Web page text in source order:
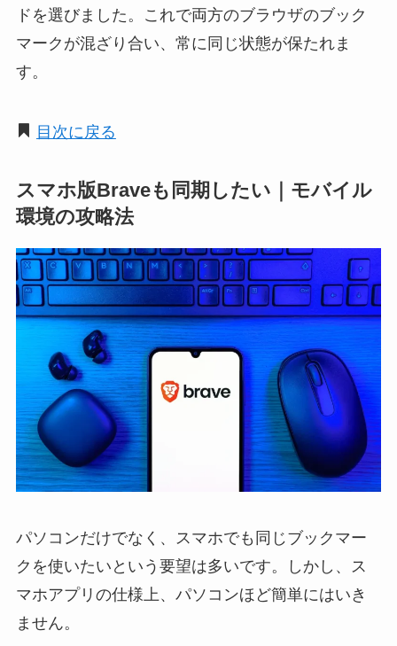
ドを選びました。これで両方のブラウザのブック
マークが混ざり合い、常に同じ状態が保たれま
す。
目次に戻る
スマホ版Braveも同期したい｜モバイル
環境の攻略法
パソコンだけでなく、スマホでも同じブックマー
クを使いたいという要望は多いです。しかし、ス
マホアプリの仕様上、パソコンほど簡単にはいき
ません。